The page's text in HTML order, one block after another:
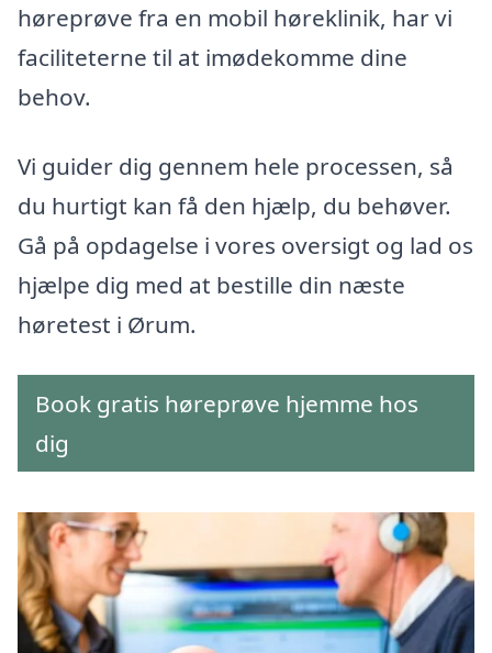
høreprøve fra en mobil høreklinik, har vi
faciliteterne til at imødekomme dine
behov.
Vi guider dig gennem hele processen, så
du hurtigt kan få den hjælp, du behøver.
Gå på opdagelse i vores oversigt og lad os
hjælpe dig med at bestille din næste
høretest i Ørum.
Book gratis høreprøve hjemme hos
dig